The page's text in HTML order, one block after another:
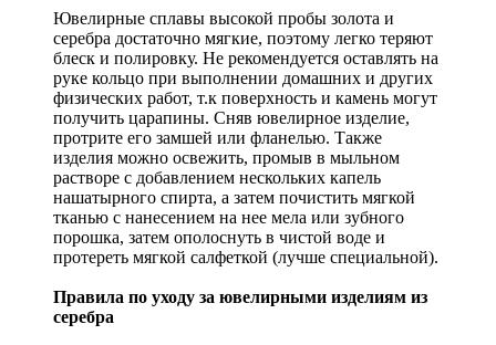
Ювелирные сплавы высокой пробы золота и
серебра достаточно мягкие, поэтому легко теряют
блеск и полировку. Не рекомендуется оставлять на
руке кольцо при выполнении домашних и других
физических работ, т.к поверхность и камень могут
получить царапины. Сняв ювелирное изделие,
протрите его замшей или фланелью. Также
изделия можно освежить, промыв в мыльном
растворе с добавлением нескольких капель
нашатырного спирта, а затем почистить мягкой
тканью с нанесением на нее мела или зубного
порошка, затем ополоснуть в чистой воде и
протереть мягкой салфеткой (лучше специальной).
Правила по уходу за ювелирными изделиям из
серебра